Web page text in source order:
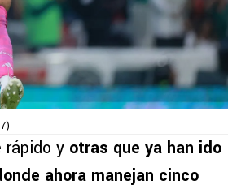
rápido y otras que ya han ido
ahora manejan cinco